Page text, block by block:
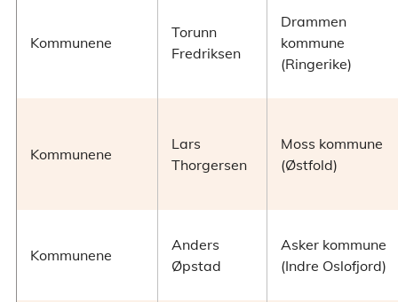
Kommunene
Torunn
Fredriksen
Drammen
kommune
(Ringerike)
Kommunene
Lars
Thorgersen
Moss kommune
(Østfold)
Kommunene
Anders
Øpstad
Asker kommune
(Indre Oslofjord)